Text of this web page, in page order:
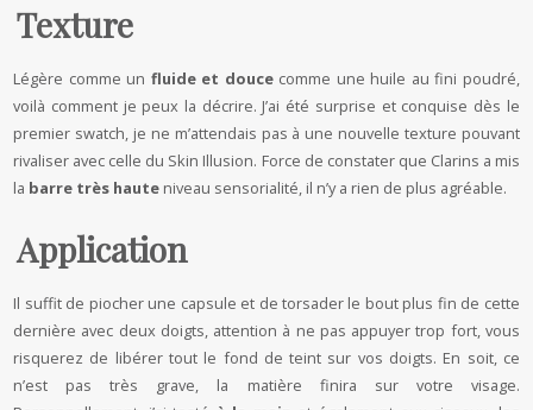
Texture
Légère comme un fluide et doucecomme une huile au fini poudré,
voilà comment je peux la décrire. J’ai été surprise et conquise dès le
premier swatch, je ne m’attendais pas à une nouvelle texture pouvant
rivaliser avec celle du Skin Illusion. Force de constater que Clarins a mis
la barre très haute niveau sensorialité, il n’y a rien de plus agréable.
Application
Il suffit de piocher une capsule et de torsader le bout plus fin de cette
dernière avec deux doigts, attention à ne pas appuyer trop fort, vous
risquerez de libérer tout le fond de teint sur vos doigts. En soit, ce
n’est pas très grave, la matière finira sur votre visage.